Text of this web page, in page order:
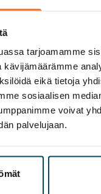
tarjoamamme
eikä tietoja
sosiaalisen
voivat
palvelujaan.
ja Niina
Valkila
050 62 050